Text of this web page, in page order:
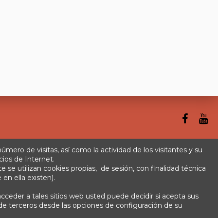
y condiciones
de visitas, así como la actividad de los visitantes y su
de Internet.
se utilizan cookies propias, de sesión, con finalidad técnica
ella existen).
a tales sitios web usted puede decidir si acepta sus
terceros desde las opciones de configuración de su